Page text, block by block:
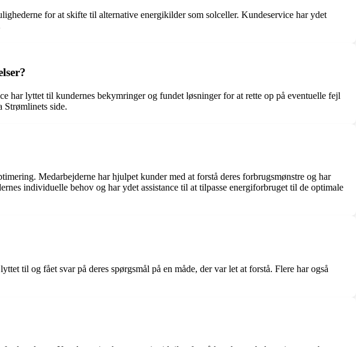
for at skifte til alternative energikilder som solceller. Kundeservice har ydet
har lyttet til kundernes bekymringer og fundet løsninger for at rette op på eventuelle fejl
Strømlinets side.
Medarbejderne har hjulpet kunder med at forstå deres forbrugsmønstre og har
individuelle behov og har ydet assistance til at tilpasse energiforbruget til de optimale
til og fået svar på deres spørgsmål på en måde, der var let at forstå. Flere har også